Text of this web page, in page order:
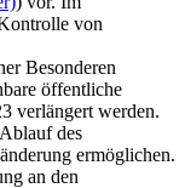
von
Besonderen
öffentliche
verlängert werden.
des
ermöglichen.
an den